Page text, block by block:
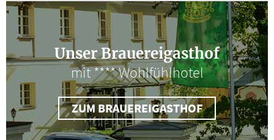
Unser Brauereigasthof
mit **** Wohlfühlhotel
ZUM BRAUEREIGASTHOF